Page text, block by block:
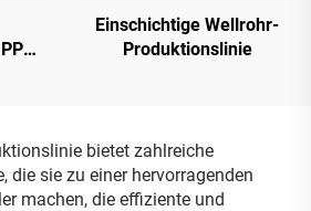
Einschichtige Wellrohr-
Produktionslinie
bietet zahlreiche
die sie zu einer hervorragenden
machen, die effiziente und